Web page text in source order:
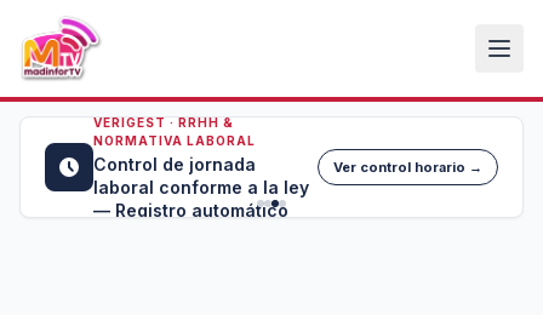
VERIGEST · RRHH &
NORMATIVA LABORAL
Control de jornada
laboral conforme a la ley
— Registro automático
Ver control horario →